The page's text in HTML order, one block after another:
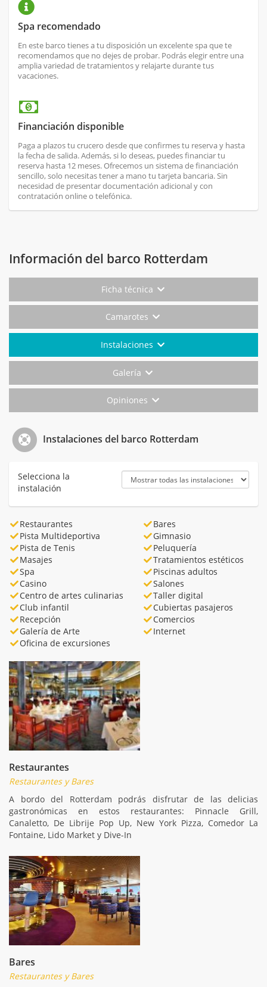
Spa recomendado
En este barco tienes a tu disposición un excelente spa que te
recomendamos que no dejes de probar. Podrás elegir entre una
amplia variedad de tratamientos y relajarte durante tus
vacaciones.
Financiación disponible
Paga a plazos tu crucero desde que confirmes tu reserva y hasta
la fecha de salida. Además, si lo deseas, puedes financiar tu
reserva hasta 12 meses. Ofrecemos un sistema de financiación
sencillo, solo necesitas tener a mano tu tarjeta bancaria. Sin
necesidad de presentar documentación adicional y con
contratación online o telefónica.
Información del barco Rotterdam
Ficha técnica
Camarotes
Instalaciones
Galería
Opiniones
Instalaciones del barco Rotterdam
Selecciona la
instalación
Restaurantes
Bares
Pista Multideportiva
Gimnasio
Pista de Tenis
Peluquería
Masajes
Tratamientos estéticos
Spa
Piscinas adultos
Casino
Salones
Centro de artes culinarias
Taller digital
Club infantil
Cubiertas pasajeros
Recepción
Comercios
Galería de Arte
Internet
Oficina de excursiones
Restaurantes
Restaurantes y Bares
A bordo del Rotterdam podrás disfrutar de las delicias
gastronómicas en estos restaurantes: Pinnacle Grill,
Canaletto, De Librije Pop Up, New York Pizza, Comedor La
Fontaine, Lido Market y Dive-In
Bares
Restaurantes y Bares